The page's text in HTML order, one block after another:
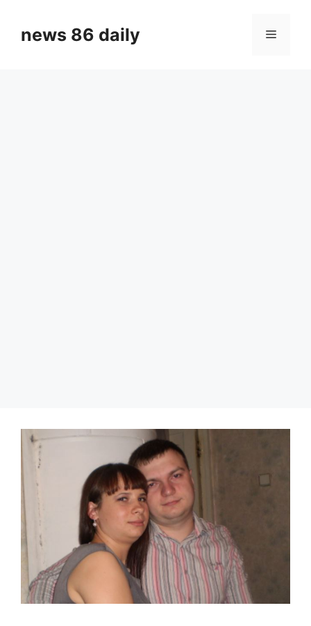
contentnews 86 daily Menu